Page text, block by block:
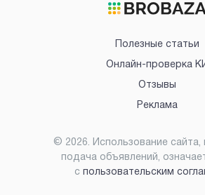
Полезные статьи
Онлайн-проверка
Отзывы
Реклама
© 2026. Использование сайта,
подача объявлений,
с пользовательским